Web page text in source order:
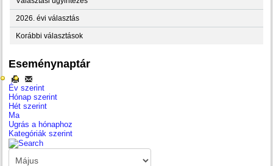
2026. évi választás
Korábbi választások
Eseménynaptár
Év szerint
Hónap szerint
Hét szerint
Ma
Ugrás a hónaphoz
Kategóriák szerint